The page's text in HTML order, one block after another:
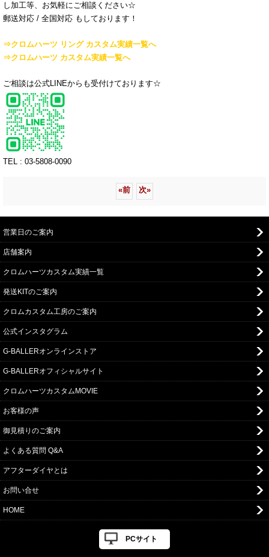
し加工等、お気軽にご相談ください☆
郵送対応 / 全国対応 もしております！
⇒クロムハーツ リング カスタム実績一覧へ
⇒クロムハーツ カスタム実績一覧へ
ご相談は公式LINEからも受付けております☆
TEL : 03-5808-0090
«前 次»
営業日のご案内
店舗案内
クロムハーツカスタム実績一覧
発送KITのご案内
クロムカスタム工房のご案内
公式インスタグラム
G-BALLERオンラインストア
G-BALLERオフィシャルサイト
クロムハーツカスタムMOVIE
お客様の声
御見積りのご案内
よくある質問 Q&A
アフターダイヤとは
お問い合せ
HOME
PCサイト